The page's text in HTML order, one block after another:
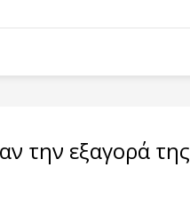
την εξαγορά της